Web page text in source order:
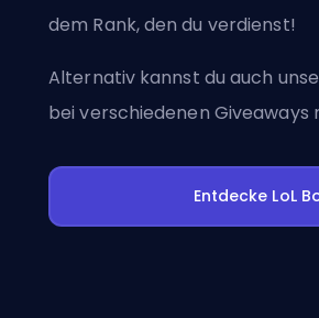
dem Rank, den du verdienst!
Alternativ kannst du auch
bei verschiedenen Giveaways
Entdecke LoL